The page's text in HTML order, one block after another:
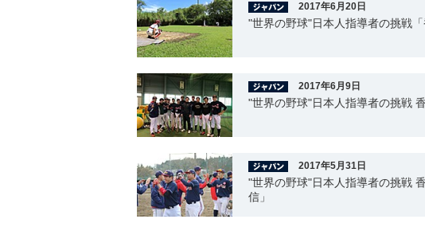
2017年6月20日
"世界の野球"日本人指導者の挑戦
2017年6月9日
"世界の野球"日本人指導者の挑戦
2017年5月31日
"世界の野球"日本人指導者の挑戦
信」